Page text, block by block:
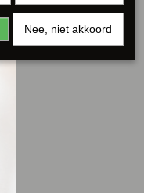
Nee, niet akkoord